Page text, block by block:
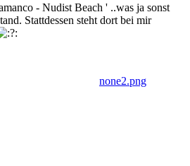
- Nudist Beach ' ..was ja sonst
Stattdessen steht dort bei mir
none2.png